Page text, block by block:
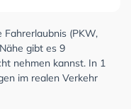
(PKW,
gibt es 9
nehmen kannst. In 1
im realen Verkehr